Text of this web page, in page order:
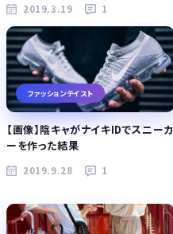
2019.3.19 1
ファッションテイスト
【画像】陰キャがナイキIDでスニーカ
ーを作った結果
2019.9.28 1